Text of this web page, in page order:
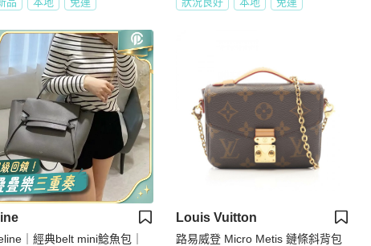
｜經典belt mini鯰魚包｜
Louis Vuitton
路易威登 Micro Metis 鏈條斜背包